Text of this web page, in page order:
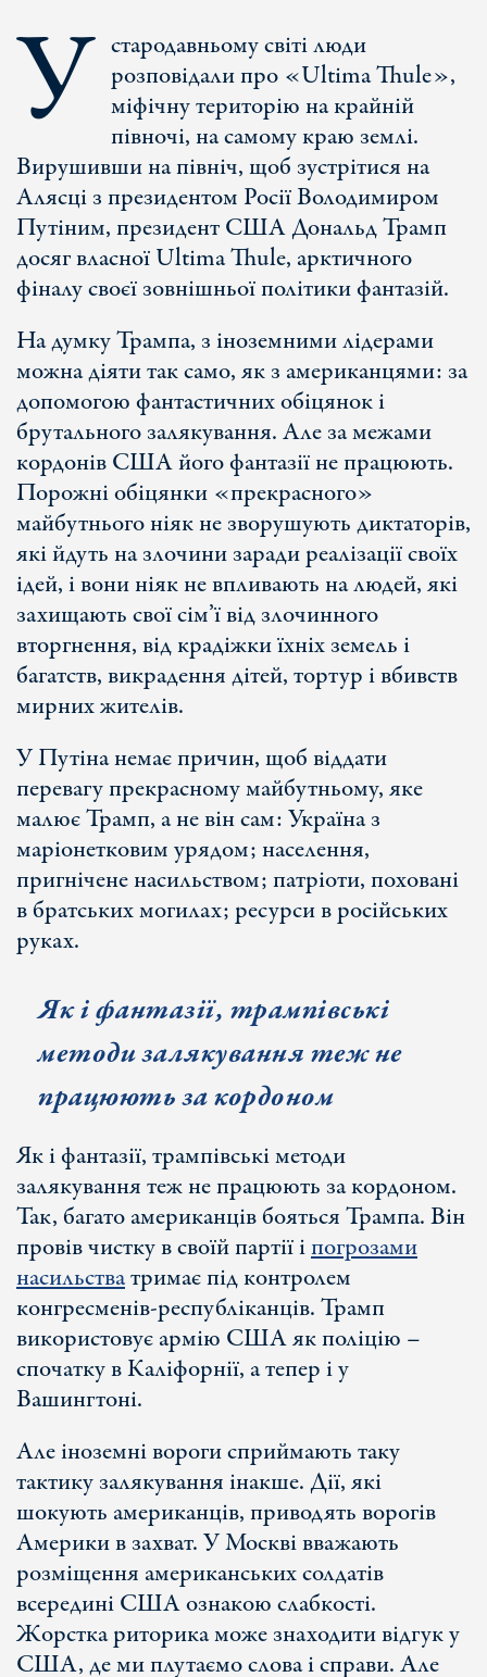
У стародавньому світі люди
розповідали про «Ultima Thule»,
міфічну територію на крайній
півночі, на самому краю землі.
Вирушивши на північ, щоб зустрітися на
Алясці з президентом Росії Володимиром
Путіним, президент США Дональд Трамп
досяг власної Ultima Thule, арктичного
фіналу своєї зовнішньої політики фантазій.
На думку Трампа, з іноземними лідерами
можна діяти так само, як з американцями: за
допомогою фантастичних обіцянок і
брутального залякування. Але за межами
кордонів США його фантазії не працюють.
Порожні обіцянки «прекрасного»
майбутнього ніяк не зворушують диктаторів,
які йдуть на злочини заради реалізації своїх
ідей, і вони ніяк не впливають на людей, які
захищають свої сім’ї від злочинного
вторгнення, від крадіжки їхніх земель і
багатств, викрадення дітей, тортур і вбивств
мирних жителів.
У Путіна немає причин, щоб віддати
перевагу прекрасному майбутньому, яке
малює Трамп, а не він сам: Україна з
маріонетковим урядом; населення,
пригнічене насильством; патріоти, поховані
в братських могилах; ресурси в російських
руках.
Як і фантазії, трампівські
методи залякування теж не
працюють за кордоном
Як і фантазії, трампівські методи
залякування теж не працюють за кордоном.
Так, багато американців бояться Трампа. Він
провів чистку в своїй партії іпогрозами
насильстватримає під контролем
конгресменів-республіканців. Трамп
використовує армію США як поліцію –
спочатку в Каліфорнії, а тепер і у
Вашингтоні.
Але іноземні вороги сприймають таку
тактику залякування інакше. Дії, які
шокують американців, приводять ворогів
Америки в захват. У Москві вважають
розміщення американських солдатів
всередині США ознакою слабкості.
Жорстка риторика може знаходити відгук у
США, де ми плутаємо слова і справи. Але